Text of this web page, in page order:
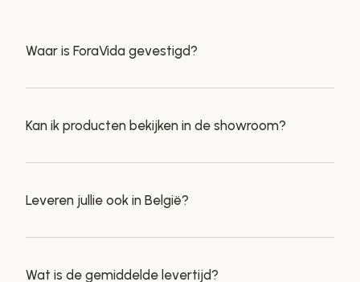
Waar is ForaVida gevestigd?
Kan ik producten bekijken in de showroom?
Leveren jullie ook in België?
Wat is de gemiddelde levertijd?